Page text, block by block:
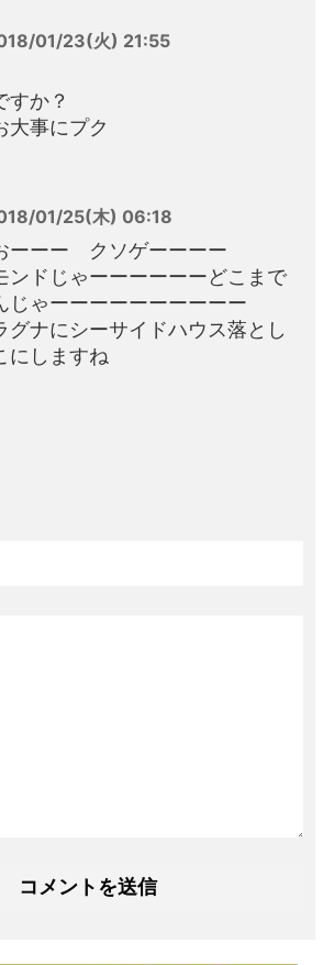
01/23(火) 21:55
すか？
大事にプク
01/25(木) 06:18
ーーー クソゲーーーー
ンドじゃーーーーーーどこまで
じゃーーーーーーーーーー
グナにシーサイドハウス落とし
にしますね